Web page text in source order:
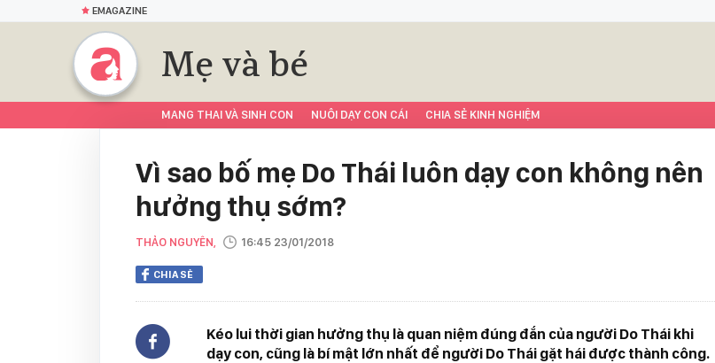
EMAGAZINE
Mẹ và bé
MANG THAI VÀ SINH CON NUÔI DẠY CON CÁI CHIA SẺ KINH NGHIỆM
Vì sao bố mẹ Do Thái luôn dạy con không nên
hưởng thụ sớm?
THẢO NGUYÊN, 16:45 23/01/2018
CHIA SẺ
Kéo lui thời gian hưởng thụ là quan niệm đúng đắn của người Do Thái khi
dạy con, cũng là bí mật lớn nhất để người Do Thái gặt hái được thành công.